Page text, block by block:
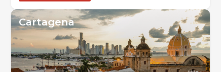
Cartagena